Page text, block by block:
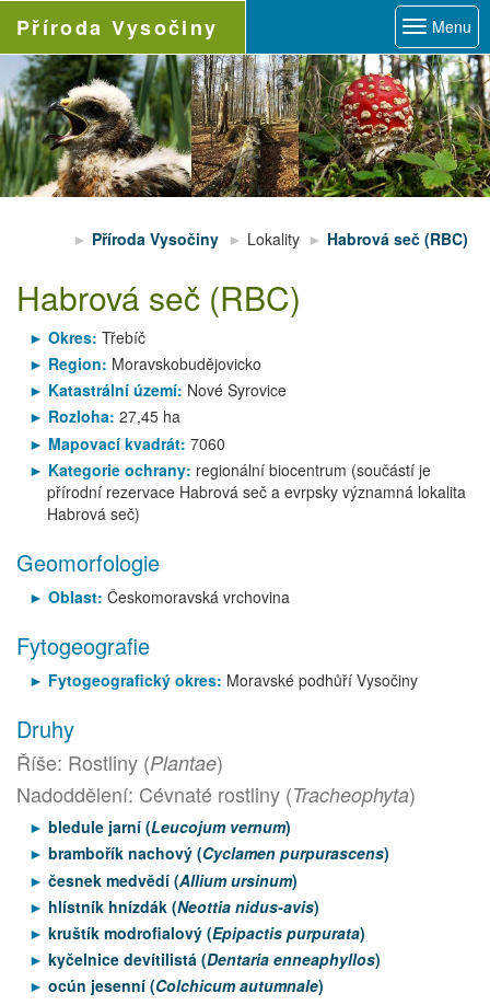
Příroda Vysočiny Menu
Příroda Vysočiny Lokality Habrová seč (RBC)
Habrová seč (RBC)
Okres: Třebíč
Region: Moravskobudějovicko
Katastrální území: Nové Syrovice
Rozloha: 27,45 ha
Mapovací kvadrát: 7060
Kategorie ochrany: regionální biocentrum (součástí je
přírodní rezervace Habrová seč a evrpsky významná lokalita
Habrová seč)
Geomorfologie
Oblast: Českomoravská vrchovina
Fytogeografie
Fytogeografický okres: Moravské podhůří Vysočiny
Druhy
Říše: Rostliny (Plantae)
Nadoddělení: Cévnaté rostliny (Tracheophyta)
bledule jarní (Leucojum vernum)
brambořík nachový (Cyclamen purpurascens)
česnek medvědí (Allium ursinum)
hlístník hnízdák (Neottia nidus-avis)
kruštík modrofialový (Epipactis purpurata)
kyčelnice devítilistá (Dentaria enneaphyllos)
ocún jesenní (Colchicum autumnale)